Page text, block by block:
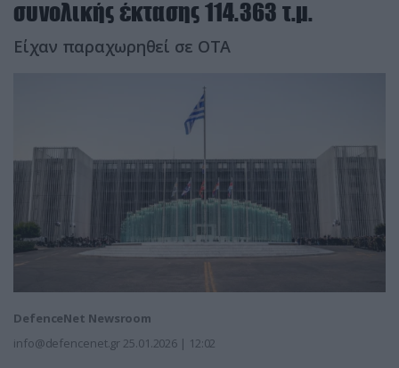
συνολικής έκτασης 114.363 τ.μ.
Είχαν παραχωρηθεί σε ΟΤΑ
DefenceNet Newsroom
info@defencenet.gr 25.01.2026 | 12:02